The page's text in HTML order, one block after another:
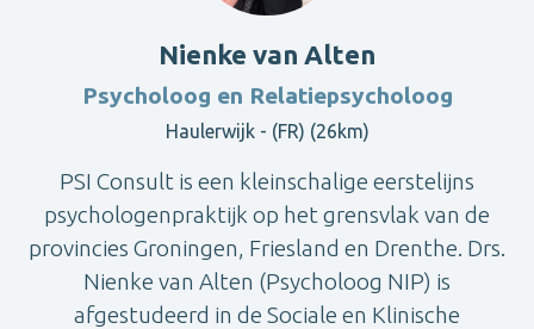
Nienke van Alten
Psycholoog en Relatiepsycholoog
Haulerwijk - (FR) (26km)
PSI Consult is een kleinschalige eerstelijns
psychologenpraktijk op het grensvlak van de
provincies Groningen, Friesland en Drenthe. Drs.
Nienke van Alten (Psycholoog NIP) is
afgestudeerd in de Sociale en Klinische